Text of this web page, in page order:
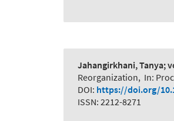
Jahangirkhani, Tanya;
Reorganization, In:
DOI: https://doi.org/
ISSN: 2212-8271